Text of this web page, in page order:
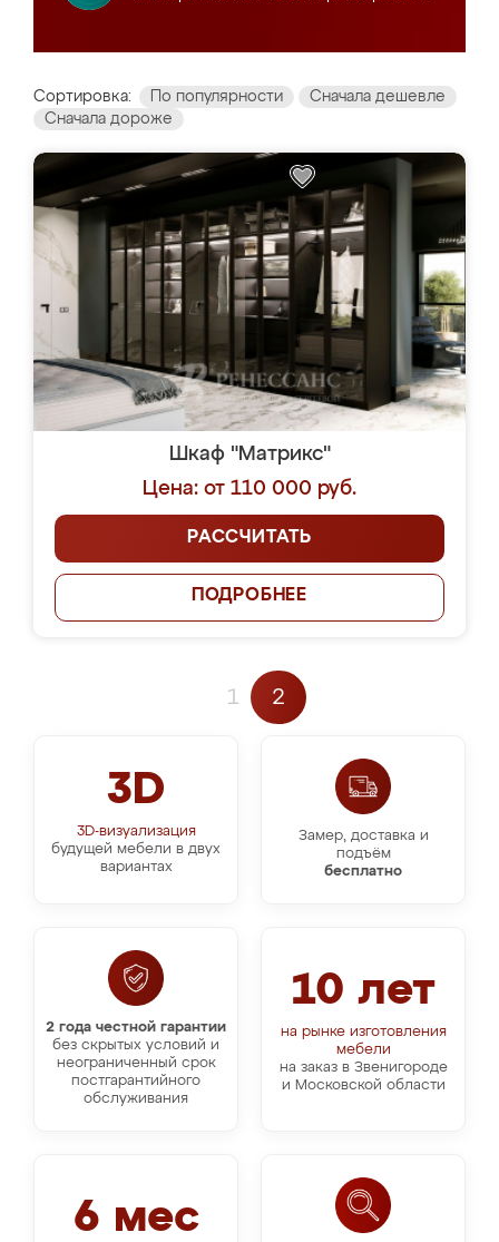
Сортировка: По популярности
Сначала дешевле
Сначала дороже
Шкаф "Матрикс"
Цена: от 110 000 руб.
РАССЧИТАТЬ
ПОДРОБНЕЕ
1 2
3D
3D-визуализация
будущей мебели в двух
вариантах
Замер, доставка и
подъём
бесплатно
10 лет
на рынке изготовления
мебели
на заказ в Звенигороде
и Московской области
2 года честной гарантии
без скрытых условий и
неограниченный срок
постгарантийного
обслуживания
6 мес